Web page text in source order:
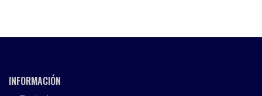
INFORMACIÓN